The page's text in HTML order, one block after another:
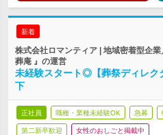
新着
株式会社ロマンティア | 地域密着型企
葬庵 』の運営
未経験スタート◎【葬祭ディレク
下
正社員 職種・業種未経験OK 急募
第二新卒歓迎 女性のおしごと掲載中